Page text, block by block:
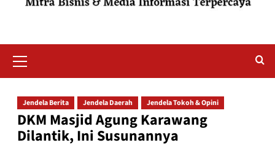
Jendela Berita Jendela Daerah Jendela Tokoh & Opini
DKM Masjid Agung Karawang
Dilantik, Ini Susunannya